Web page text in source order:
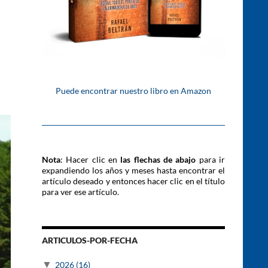
Puede encontrar nuestro libro en Amazon
Nota: Hacer clic en las flechas de abajo para ir
expandiendo los años y meses hasta encontrar el
artículo deseado y entonces hacer clic en el título
para ver ese artículo.
ARTICULOS-POR-FECHA
▼ 2026 (16)